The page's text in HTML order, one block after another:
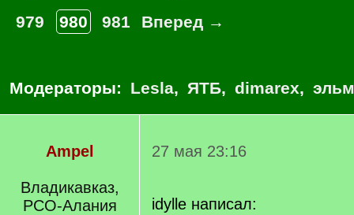
979
980 981 Вперед →
Модераторы: Lesla, ЯТБ, dimarex,
Ampel
Владикавказ,
РСО-Алания
27 мая 23:16
idylle написал: